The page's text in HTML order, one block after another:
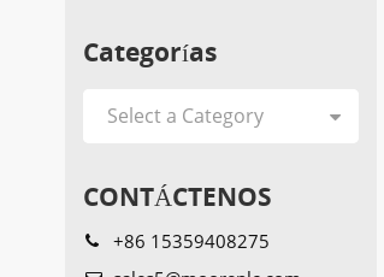
Categorías
CONTÁCTENOS
+86 15359408275